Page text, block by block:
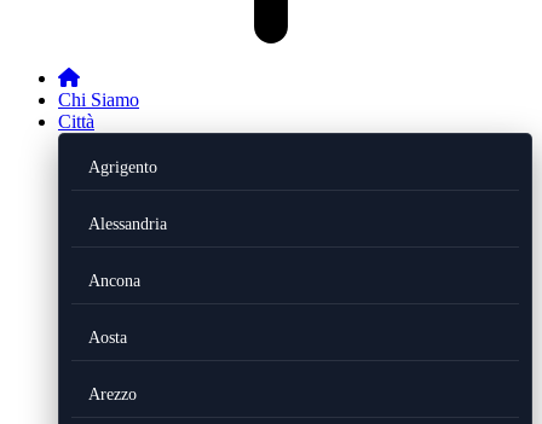
Chi Siamo
Città
Agrigento
Alessandria
Ancona
Aosta
Arezzo